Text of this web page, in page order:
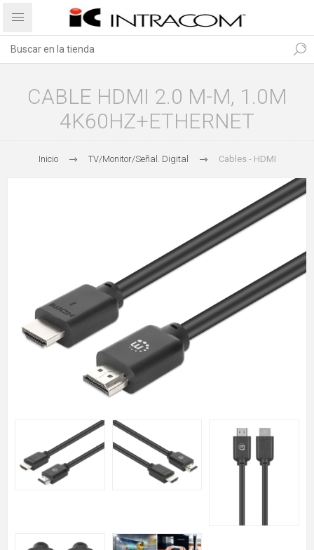
CABLE HDMI 2.0 M-M, 1.0M
4K60HZ+ETHERNET
Inicio TV/Monitor/Señal. Digital Cables - HDMI